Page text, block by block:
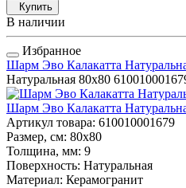
Купить
В наличии
Избранное
Шарм Эво Калакатта
Натуральная 80x80
Шарм Эво Калакатта
Артикул товара: 610010001679
Размер, см: 80x80
Толщина, мм: 9
Поверхность: Натуральная
Материал: Керамогранит